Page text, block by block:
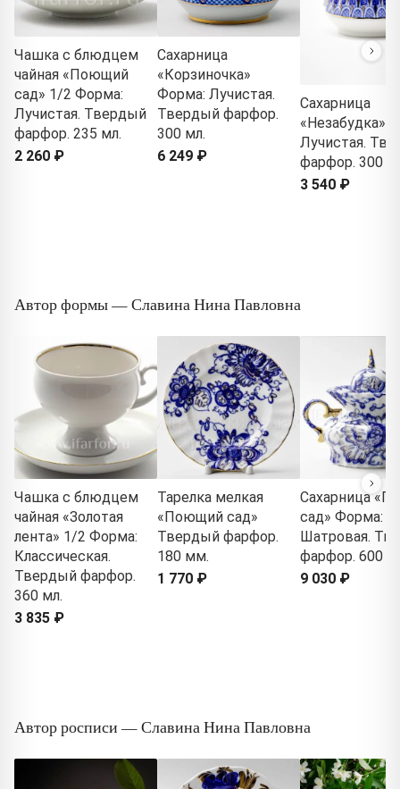
Чашка с блюдцем
чайная «Поющий
сад» 1/2 Форма:
Лучистая. Твердый
фарфор. 235 мл.
2 260 ₽
Сахарница
«Корзиночка»
Форма: Лучистая.
Твердый фарфор.
300 мл.
6 249 ₽
Сахарница
«Незабудка»
Лучистая.
фарфор. 300
3 540 ₽
Автор формы — Славина Нина Павловна
Чашка с блюдцем
чайная «Золотая
лента» 1/2 Форма:
Классическая.
Твердый фарфор.
360 мл.
3 835 ₽
Тарелка мелкая
«Поющий сад»
Твердый фарфор.
180 мм.
1 770 ₽
Сахарница
сад» Форма:
Шатровая.
фарфор. 600
9 030 ₽
Автор росписи — Славина Нина Павловна